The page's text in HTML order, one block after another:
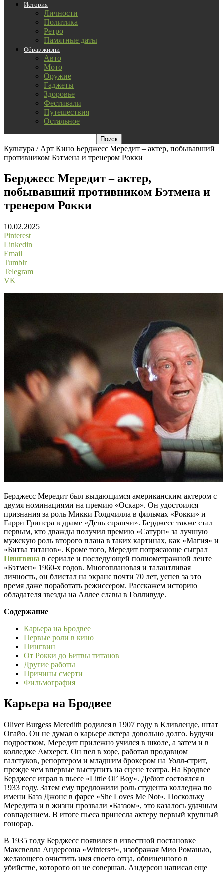
История
Личности
Политика
Ретро
Памятные даты
Образ жизни
Авто
Мото
Оружие
Гаджеты
Здоровье
Фестивали
Путешествия
Остальное
Культура / Арт Кино Берджесс Мередит – актер, побывавший
противником Бэтмена и тренером Рокки
Берджесс Мередит – актер,
побывавший противником Бэтмена и
тренером Рокки
10.02.2025
Pinterest
Linkedin
Email
Tumblr
Telegram
VK
Берджесс Мередит был выдающимся американским актером с
двумя номинациями на премию «Оскар». Он удостоился
признания за роль Микки Голдмилла в фильмах «Рокки» и
Гарри Гринера в драме «День саранчи». Берджесс также стал
первым, кто дважды получил премию «Сатурн» за лучшую
мужскую роль второго плана в таких картинах, как «Магия» и
«Битва титанов». Кроме того, Мередит потрясающе сыграл
Пингвина в сериале и последующей полнометражной ленте
«Бэтмен» 1960-х годов. Многоплановая и талантливая
личность, он блистал на экране почти 70 лет, успев за это
время даже поработать режиссером. Расскажем историю
обладателя звезды на Аллее славы в Голливуде.
Содержание
Карьера на Бродвее
Первые роли в кино
Пингвин
От Рокки до Битвы титанов
Другие работы
Причины смерти
Фильмография
Карьера на Бродвее
Oliver Burgess Meredith родился в 1907 году в Кливленде, штат
Огайо. Он не думал о карьере актера довольно долго. Будучи
подростком, Мередит прилежно учился в школе, а затем и в
колледже Амхерст. Он пел в хоре, работал продавцом
галстуков, репортером и младшим брокером на Уолл-стрит,
прежде чем впервые выступить на сцене театра. На Бродвее
Берджесс играл в пьесе «Little Ol’ Boy». Дебют состоялся в
1933 году. Затем ему предложили роль студента колледжа по
имени Базз Джонс в фарсе «She Loves Me Not». Поскольку
Мередита и в жизни прозвали «Баззом», это казалось удачным
совпадением. В итоге пьеса принесла актеру первый крупный
гонорар.
В 1935 году Берджесс появился в известной постановке
Максвелла Андерсона «Winterset», изображая Мио Романью,
желающего очистить имя своего отца, обвиненного в
убийстве, которого он не совершал. Андерсон написал еще